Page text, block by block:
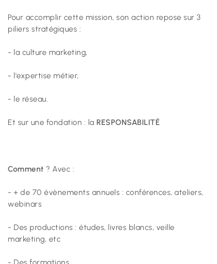
Pour accomplir cette mission, son action repose sur 3
piliers stratégiques :
- la culture marketing,
- l'expertise métier,
- le réseau.
Et sur une fondation : la RESPONSABILITÉ
Comment ? Avec :
- + de 70 évènements annuels : conférences, ateliers,
webinars
- Des productions : études, livres blancs, veille
marketing, etc